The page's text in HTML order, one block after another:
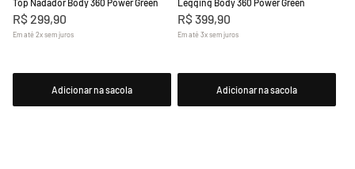
Top Nadador Body 360 Power Green
R$299,90
Em até2xsem juros
Adicionar na sacola
Legging Body 360 Power Green
R$399,90
Em até3xsem juros
Adicionar na sacola